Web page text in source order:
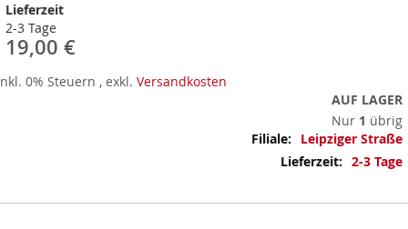
Lieferzeit
2-3 Tage
19,00 €
0% Steuern , exkl. Versandkosten
AUF LAGER
Nur 1 übrig
Mehr
Informationen
Leipziger Straße
2-3 Tage